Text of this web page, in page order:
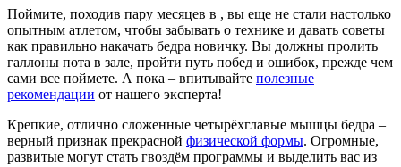
Поймите, походив пару месяцев в , вы еще не стали настолько
опытным атлетом, чтобы забывать о технике и давать советы
как правильно накачать бедра новичку. Вы должны пролить
галлоны пота в зале, пройти путь побед и ошибок, прежде чем
сами все поймете. А пока – впитывайте полезные
рекомендации от нашего эксперта!
Крепкие, отлично сложенные четырёхглавые мышцы бедра –
верный признак прекрасной физической формы. Огромные,
развитые могут стать гвоздём программы и выделить вас из